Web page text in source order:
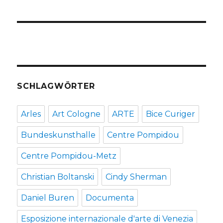
SCHLAGWÖRTER
Arles Art Cologne ARTE Bice Curiger
Bundeskunsthalle Centre Pompidou
Centre Pompidou-Metz
Christian Boltanski Cindy Sherman
Daniel Buren Documenta
Esposizione internazionale d'arte di Venezia